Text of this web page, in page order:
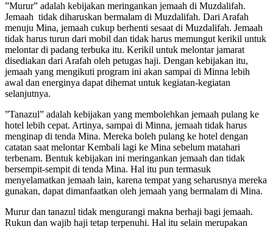
”Murur” adalah kebijakan meringankan jemaah di Muzdalifah.
Jemaah tidak diharuskan bermalam di Muzdalifah. Dari Arafah
menuju Mina, jemaah cukup berhenti sesaat di Muzdalifah. Jemaah
tidak harus turun dari mobil dan tidak harus memungut kerikil untuk
melontar di padang terbuka itu. Kerikil untuk melontar jamarat
disediakan dari Arafah oleh petugas haji. Dengan kebijakan itu,
jemaah yang mengikuti program ini akan sampai di Minna lebih
awal dan energinya dapat dihemat untuk kegiatan-kegiatan
selanjutnya.
”Tanazul” adalah kebijakan yang membolehkan jemaah pulang ke
hotel lebih cepat. Artinya, sampai di Minna, jemaah tidak harus
menginap di tenda Mina. Mereka boleh pulang ke hotel dengan
catatan saat melontar Kembali lagi ke Mina sebelum matahari
terbenam. Bentuk kebijakan ini meringankan jemaah dan tidak
bersempit-sempit di tenda Mina. Hal itu pun termasuk
menyelamatkan jemaah lain, karena tempat yang seharusnya mereka
gunakan, dapat dimanfaatkan oleh jemaah yang bermalam di Mina.
Murur dan tanazul tidak mengurangi makna berhaji bagi jemaah.
Rukun dan wajib haji tetap terpenuhi. Hal itu selain merupakan